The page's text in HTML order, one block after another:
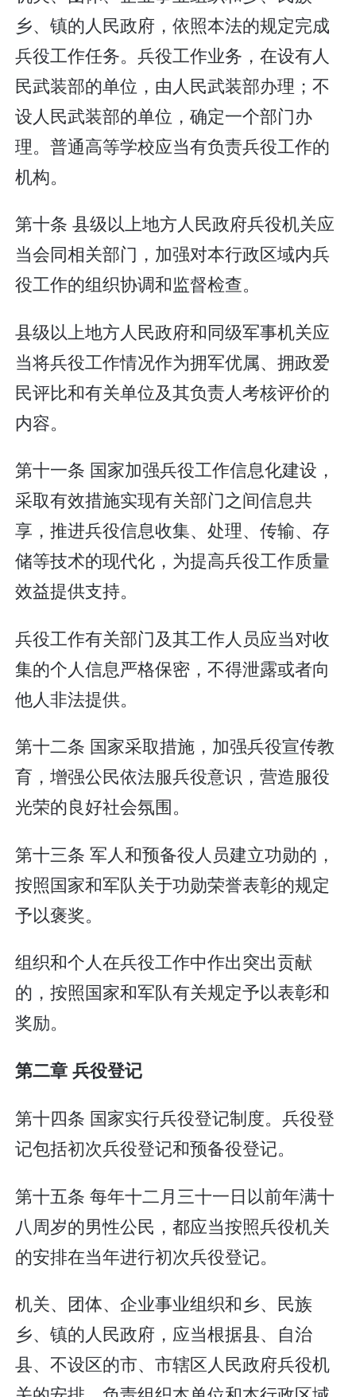
乡、镇的人民政府，依照本法的规定完成
兵役工作任务。兵役工作业务，在设有人
民武装部的单位，由人民武装部办理；不
设人民武装部的单位，确定一个部门办
理。普通高等学校应当有负责兵役工作的
机构。
第十条 县级以上地方人民政府兵役机关应
当会同相关部门，加强对本行政区域内兵
役工作的组织协调和监督检查。
县级以上地方人民政府和同级军事机关应
当将兵役工作情况作为拥军优属、拥政爱
民评比和有关单位及其负责人考核评价的
内容。
第十一条 国家加强兵役工作信息化建设，
采取有效措施实现有关部门之间信息共
享，推进兵役信息收集、处理、传输、存
储等技术的现代化，为提高兵役工作质量
效益提供支持。
兵役工作有关部门及其工作人员应当对收
集的个人信息严格保密，不得泄露或者向
他人非法提供。
第十二条 国家采取措施，加强兵役宣传教
育，增强公民依法服兵役意识，营造服役
光荣的良好社会氛围。
第十三条 军人和预备役人员建立功勋的，
按照国家和军队关于功勋荣誉表彰的规定
予以褒奖。
组织和个人在兵役工作中作出突出贡献
的，按照国家和军队有关规定予以表彰和
奖励。
第二章 兵役登记
第十四条 国家实行兵役登记制度。兵役登
记包括初次兵役登记和预备役登记。
第十五条 每年十二月三十一日以前年满十
八周岁的男性公民，都应当按照兵役机关
的安排在当年进行初次兵役登记。
机关、团体、企业事业组织和乡、民族
乡、镇的人民政府，应当根据县、自治
县、不设区的市、市辖区人民政府兵役机